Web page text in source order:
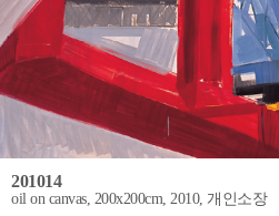
201014
oil on canvas, 200x200cm, 2010, 개인소장